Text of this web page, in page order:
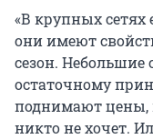
«В крупных сетях
они имеют
сезон.
остаточному
поднимают цены,
никто не хочет.